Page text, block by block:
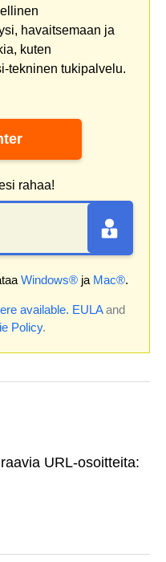
havaitsemaan ja
kuten
tekninen tukipalvelu.
rahaa!
Windows® ja Mac®.
available. EULAand
Policy.
URL-osoitteita: